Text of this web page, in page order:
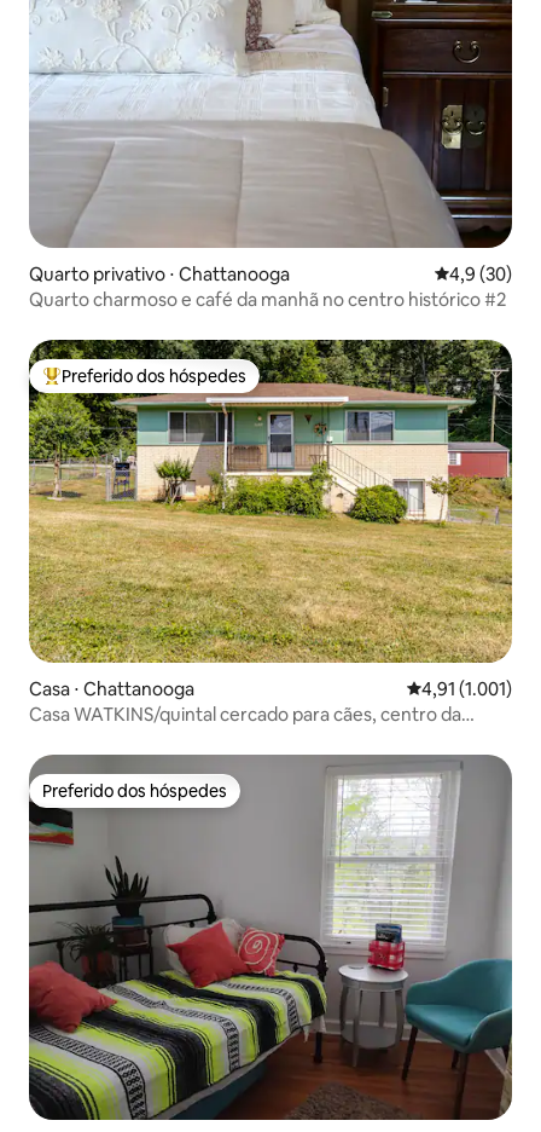
Quarto privativo ⋅ Chattanooga 4,9 de uma
4,9 (30)
Quarto charmoso e café da manhã no centro histórico #2
Entre os melhores preferidos dos hóspedes
Preferido dos hóspedes
Casa ⋅ Chattanooga 4,91 de uma
4,91 (1.001)
Casa WATKINS/quintal cercado para cães, centro da
Preferido dos hóspedes
Preferido dos hóspedes